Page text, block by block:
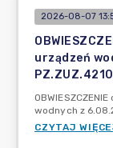
2026-08-07
urządzeń
wodnych z
CZYTAJ